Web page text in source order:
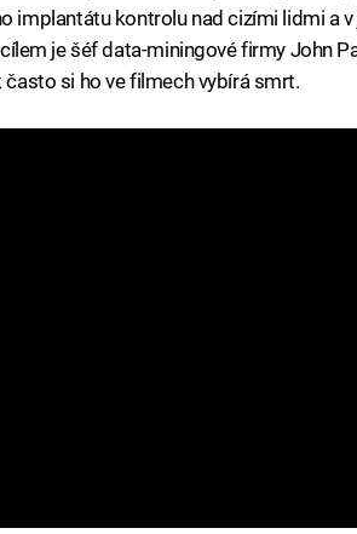
implantátu kontrolu nad cizími lidmi a v
je šéf data-miningové firmy John
často si ho ve filmech vybírá smrt.